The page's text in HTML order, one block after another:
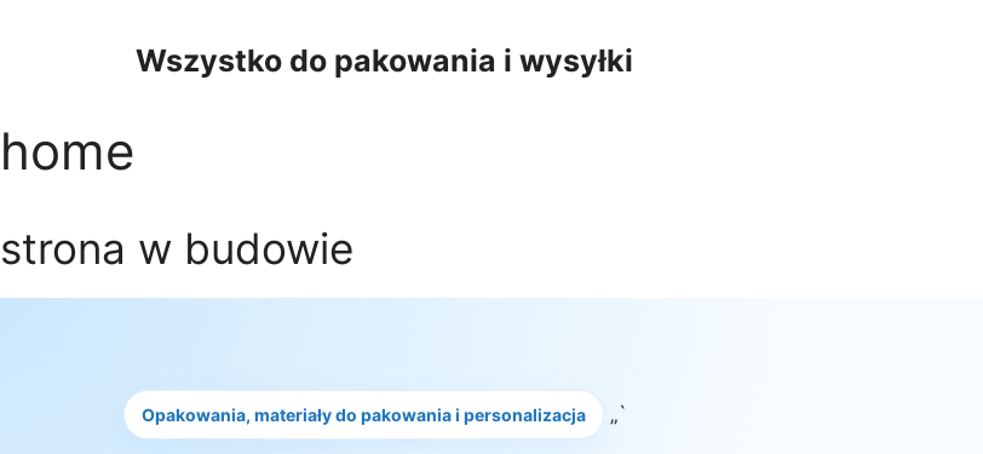
Wszystko do pakowania i wysyłki
home
strona w budowie
Opakowania, materiały do pakowania i personalizacja „`